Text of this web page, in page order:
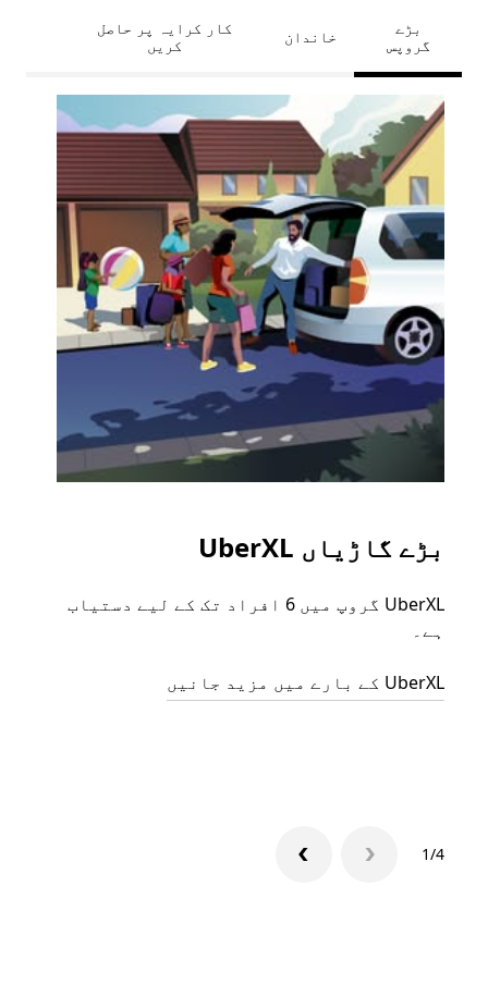
بڑے
گروپس
خاندان
کار کرایہ پر حاصل
کریں
بڑے گاڑیاں UberXL
UberXL گروپ میں 6 افراد تک کے لیے دستیاب
ہے۔
UberXL کے بارے میں مزید جانیں
1/4